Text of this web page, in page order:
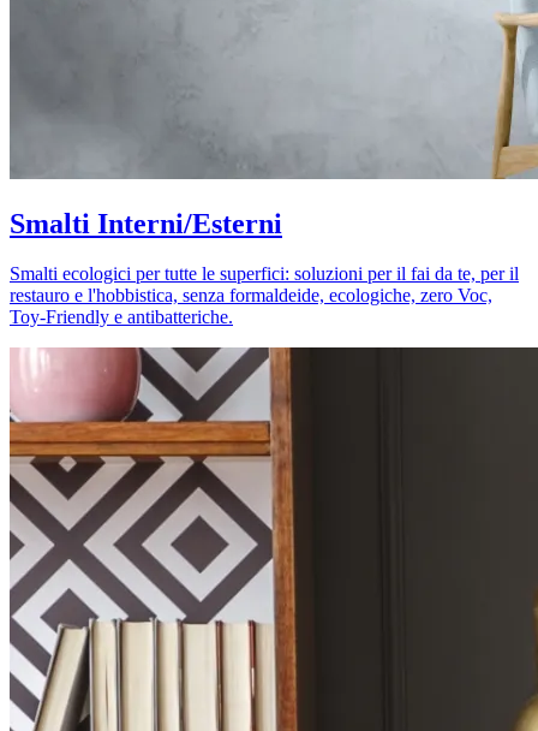
Smalti Interni/Esterni
Smalti ecologici per tutte le superfici: soluzioni per il fai da te, per il
restauro e l'hobbistica, senza formaldeide, ecologiche, zero Voc,
Toy-Friendly e antibatteriche.